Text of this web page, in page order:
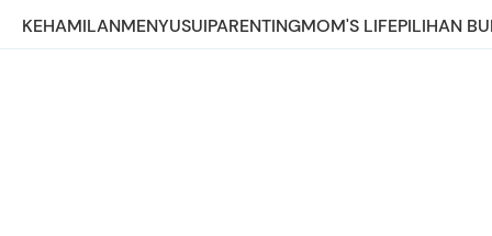
KEHAMILANMENYUSUIPARENTINGMOM'S LIFEPILIHAN